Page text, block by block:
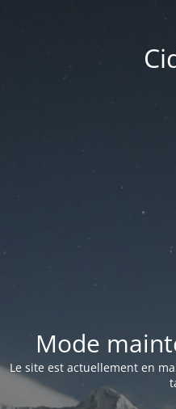
Mode
Le site est actuellement en